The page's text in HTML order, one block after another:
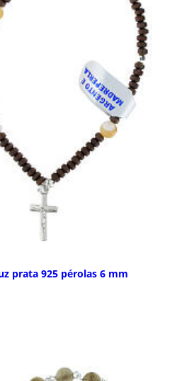
prata 925 pérolas 6 mm